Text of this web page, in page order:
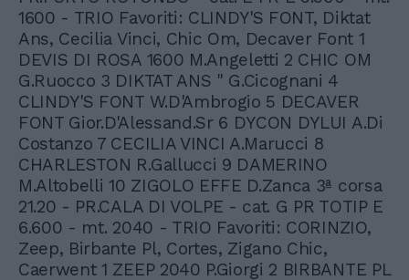
1600 - TRIO Favoriti: CLINDY'S FONT, Diktat
Ans, Cecilia Vinci, Chic Om, Decaver Font 1
DEVIS DI ROSA 1600 M.Angeletti 2 CHIC OM
G.Ruocco 3 DIKTAT ANS " G.Cicognani 4
CLINDY'S FONT W.D'Ambrogio 5 DECAVER
FONT Gior.D'Alessand.Sr 6 DYCON DYLUI A.Di
Costanzo 7 CECILIA VINCI A.Marucci 8
CHARLESTON R.Gallucci 9 DAMERINO
M.Altobelli 10 ZIGOLO EFFE D.Zanca 3ª corsa
21.20 - PR.CALA DI VOLPE - cat. G PR TOTIP E
6.600 - mt. 2040 - TRIO Favoriti: CORINZIO,
Zeep, Birbante Pl, Cortes, Zigano Chic,
Caerwent 1 ZEEP 2040 P.Giorgi 2 BIRBANTE PL